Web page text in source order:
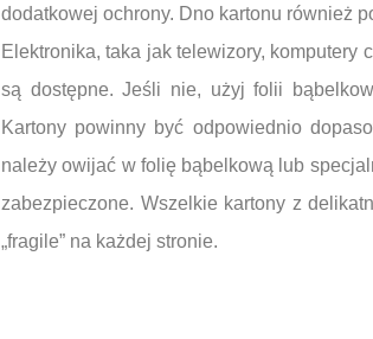
dodatkowej ochrony. Dno kartonu również
Elektronika, taka jak telewizory, komputery
są dostępne. Jeśli nie, użyj folii
Kartony powinny być odpowiednio
należy owijać w folię bąbelkową lub
zabezpieczone. Wszelkie kartony z
„fragile” na każdej stronie.